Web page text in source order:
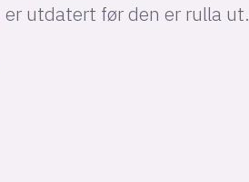
utdatert før den er rulla ut.